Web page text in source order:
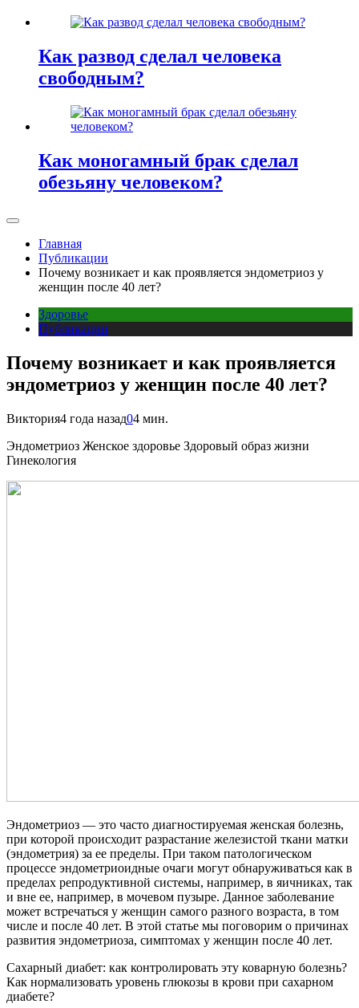
Как развод сделал человека
свободным?
Как моногамный брак сделал
обезьяну человеком?
Главная
Публикации
Почему возникает и как проявляется эндометриоз у
женщин после 40 лет?
Здоровье
Публикации
Почему возникает и как проявляется
эндометриоз у женщин после 40 лет?
Виктория4 года назад04 мин.
Эндометриоз Женское здоровье Здоровый образ жизни
Гинекология
Эндометриоз — это часто диагностируемая женская болезнь,
при которой происходит разрастание железистой ткани матки
(эндометрия) за ее пределы. При таком патологическом
процессе эндометриоидные очаги могут обнаруживаться как в
пределах репродуктивной системы, например, в яичниках, так
и вне ее, например, в мочевом пузыре. Данное заболевание
может встречаться у женщин самого разного возраста, в том
числе и после 40 лет. В этой статье мы поговорим о причинах
развития эндометриоза, симптомах у женщин после 40 лет.
Сахарный диабет: как контролировать эту коварную болезнь?
Как нормализовать уровень глюкозы в крови при сахарном
диабете?